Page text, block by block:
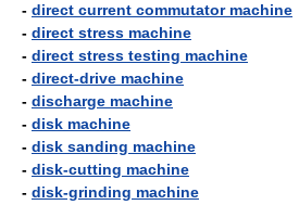
- direct current commutator machine
- direct stress machine
- direct stress testing machine
- direct-drive machine
- discharge machine
- disk machine
- disk sanding machine
- disk-cutting machine
- disk-grinding machine